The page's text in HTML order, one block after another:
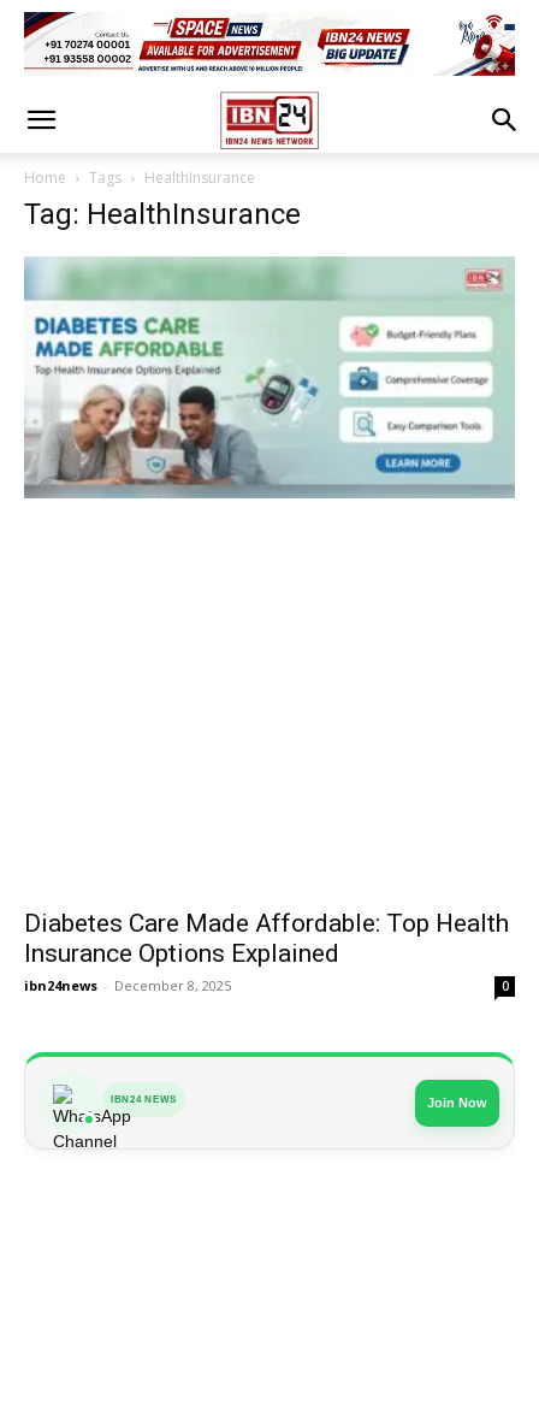
Home Tags HealthInsurance
Tag: HealthInsurance
Diabetes Care Made Affordable: Top Health
Insurance Options Explained
ibn24news - December 8, 2025 0
IBN24 NEWS Join Now